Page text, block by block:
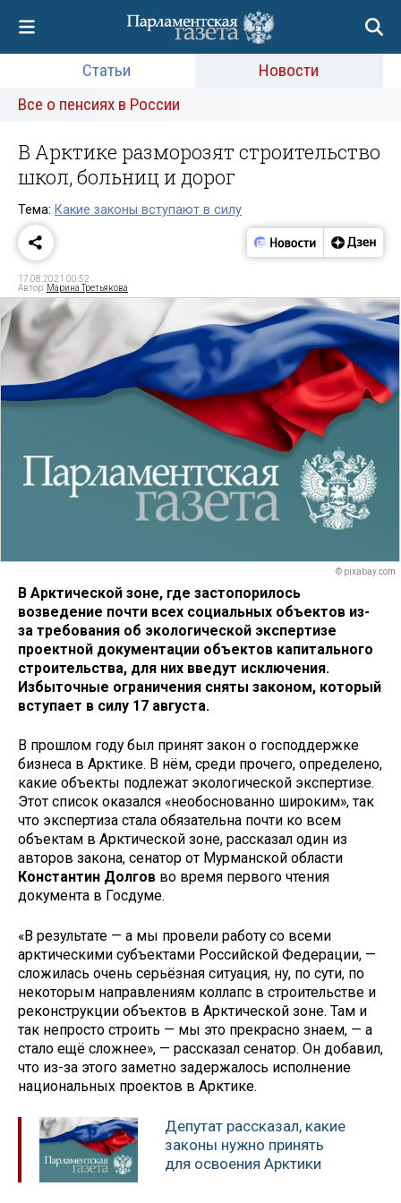
Статьи
Новости
Все о пенсиях в России
В Арктике разморозят строительство
школ, больниц и дорог
Тема: Какие законы вступают в силу
17.08.2021 00:52
Автор: Марина Третьякова
© pixabay.com
В Арктической зоне, где застопорилось
возведение почти всех социальных объектов из-
за требования об экологической экспертизе
проектной документации объектов капитального
строительства, для них введут исключения.
Избыточные ограничения сняты законом, который
вступает в силу 17 августа.
В прошлом году был принят закон о господдержке
бизнеса в Арктике. В нём, среди прочего, определено,
какие объекты подлежат экологической экспертизе.
Этот список оказался «необоснованно широким», так
что экспертиза стала обязательна почти ко всем
объектам в Арктической зоне, рассказал один из
авторов закона, сенатор от Мурманской области
Константин Долгов во время первого чтения
документа в Госдуме.
«В результате — а мы провели работу со всеми
арктическими субъектами Российской Федерации, —
сложилась очень серьёзная ситуация, ну, по сути, по
некоторым направлениям коллапс в строительстве и
реконструкции объектов в Арктической зоне. Там и
так непросто строить — мы это прекрасно знаем, — а
стало ещё сложнее», — рассказал сенатор. Он добавил,
что из-за этого заметно задержалось исполнение
национальных проектов в Арктике.
Депутат рассказал, какие
законы нужно принять
для освоения Арктики